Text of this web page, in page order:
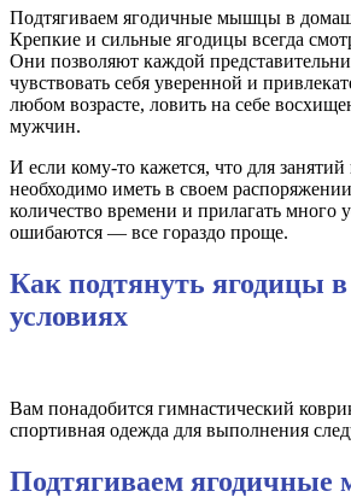
Подтягиваем ягодичные мышцы в
Крепкие и сильные ягодицы всегда
Они позволяют каждой
чувствовать себя уверенной и
любом возрасте, ловить на себе
мужчин.
И если кому-то кажется, что для
необходимо иметь в своем
количество времени и прилагать много
ошибаются — все гораздо проще.
Как подтянуть ягодицы
условиях
Вам понадобится гимнастический
спортивная одежда для выполнения
Подтягиваем